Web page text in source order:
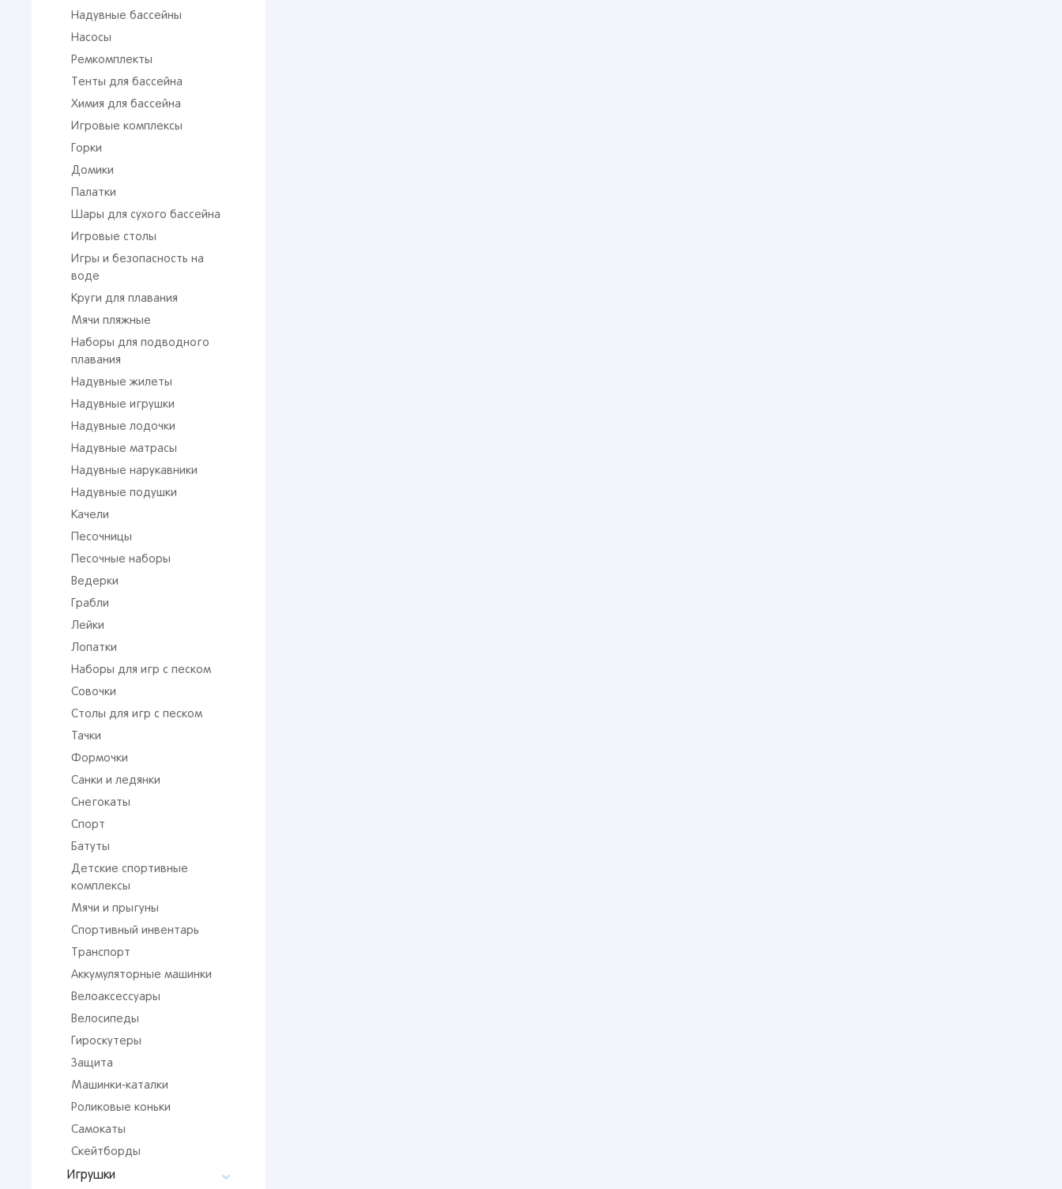
Надувные бассейны
Насосы
Ремкомплекты
Тенты для бассейна
Химия для бассейна
Игровые комплексы
Горки
Домики
Палатки
Шары для сухого бассейна
Игровые столы
Игры и безопасность на
воде
Круги для плавания
Мячи пляжные
Наборы для подводного
плавания
Надувные жилеты
Надувные игрушки
Надувные лодочки
Надувные матрасы
Надувные нарукавники
Надувные подушки
Качели
Песочницы
Песочные наборы
Ведерки
Грабли
Лейки
Лопатки
Наборы для игр с песком
Совочки
Столы для игр с песком
Тачки
Формочки
Санки и ледянки
Снегокаты
Спорт
Батуты
Детские спортивные
комплексы
Мячи и прыгуны
Спортивный инвентарь
Транспорт
Аккумуляторные машинки
Велоаксессуары
Велосипеды
Гироскутеры
Защита
Машинки-каталки
Роликовые коньки
Самокаты
Скейтборды
Игрушки